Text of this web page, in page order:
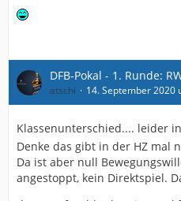
DFB-Pokal - 1. Runde:
atschi 14. September 2020
Klassenunterschied.... leider
Denke das gibt in der HZ mal
Da ist aber null
angestoppt, kein Direktspiel.